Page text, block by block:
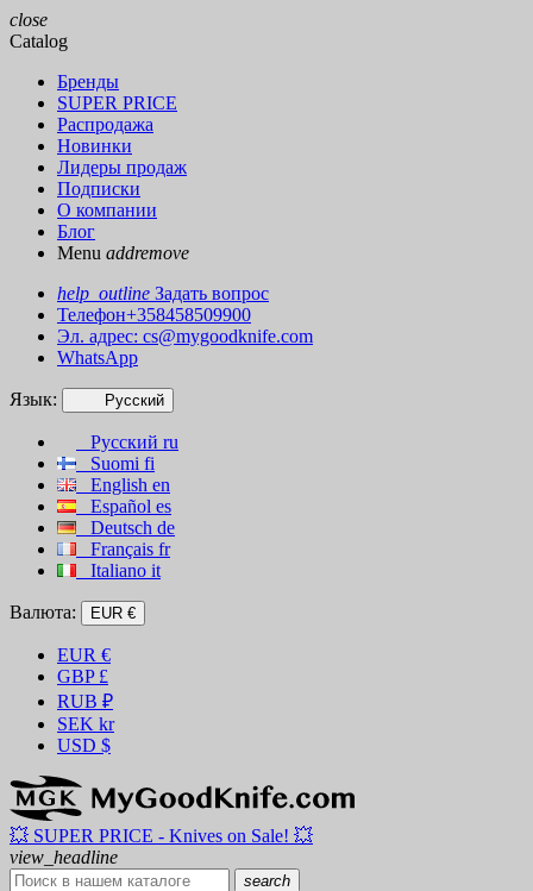
close
Catalog
Бренды
SUPER PRICE
Распродажа
Новинки
Лидеры продаж
Подписки
О компании
Блог
Menu addremove
help_outline Задать вопрос
Телефон+358458509900
Эл. адрес: cs@mygoodknife.com
WhatsApp
Язык: Русский
Русский ru
Suomi fi
English en
Español es
Deutsch de
Français fr
Italiano it
Валюта: EUR €
EUR €
GBP £
RUB ₽
SEK kr
USD $
💥 SUPER PRICE - Knives on Sale! 💥
view_headline
search